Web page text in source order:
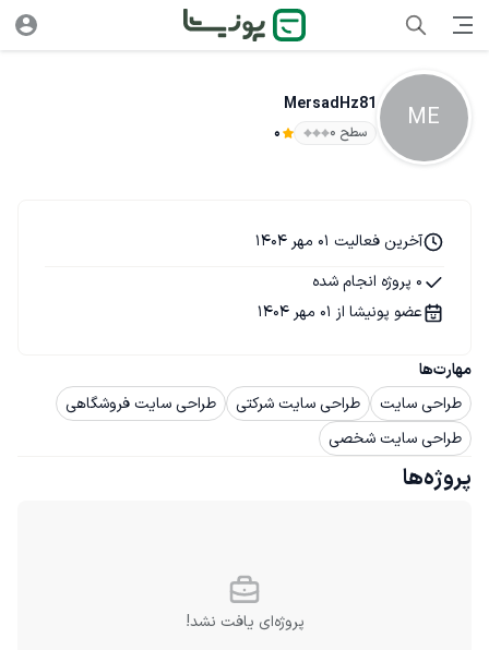
ME
MersadHz81
سطح ۰ 0
مهارت‌ها
طراحی سایت
طراحی سایت شرکتی
طراحی سایت فروشگاهی
طراحی سایت شخصی
آخرین فعالیت 01 مهر 1404
0 پروژه انجام شده
عضو پونیشا از 01 مهر 1404
پروژه‌ها
پروژه‌ای یافت نشد!